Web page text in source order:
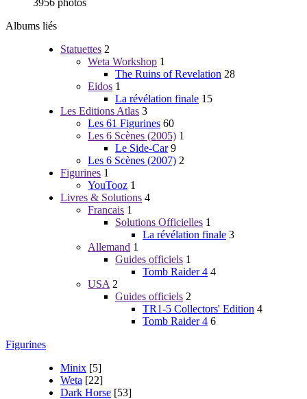
3956 photos
Albums liés
Statuettes 2
Weta Workshop 1
The Ruins of Revelation 28
Eidos 1
La révélation finale 15
Les Editions Atlas 3
Les 61 Figurines 60
Les 6 Scènes (2005) 1
Le Side-Car 9
Les 6 Scènes (2007) 2
Figurines 1
YouTooz 1
Livres & Solutions 4
Francais 1
Solutions Officielles 1
La révélation finale 3
Allemand 1
Guides officiels 1
Tomb Raider 4 4
USA 2
Guides officiels 2
TR1-5 Collectors' Edition 4
Tomb Raider 4 6
Figurines
Minix [5]
Weta [22]
Dark Horse [53]